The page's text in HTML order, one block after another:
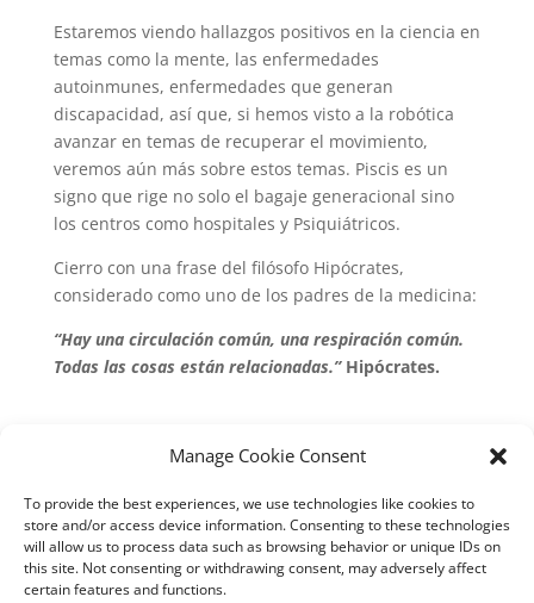
Manage Cookie Consent
To provide the best experiences, we use technologies like cookies to
store and/or access device information. Consenting to these technologies
will allow us to process data such as browsing behavior or unique IDs on
this site. Not consenting or withdrawing consent, may adversely affect
certain features and functions.
Estaremos viendo hallazgos positivos en la ciencia en
temas como la mente, las enfermedades
autoinmunes, enfermedades que generan
discapacidad, así que, si hemos visto a la robótica
avanzar en temas de recuperar el movimiento,
veremos aún más sobre estos temas. Piscis es un
signo que rige no solo el bagaje generacional sino
los centros como hospitales y Psiquiátricos.
Cierro con una frase del filósofo Hipócrates,
considerado como uno de los padres de la medicina:
“Hay una circulación común, una respiración común.
Todas las cosas están relacionadas.” Hipócrates.
Submit a Comment
Lo siento, debes estarconectadopara publicar un
comentario.
Este sitio usa Akismet para reducir el spam.